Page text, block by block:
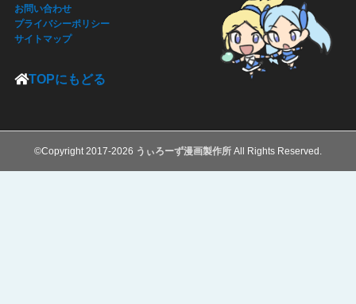
お問い合わせ
プライバシーポリシー
サイトマップ
TOPにもどる
©Copyright 2017-2026 うぃろーず漫画製作所 All Rights Reserved.